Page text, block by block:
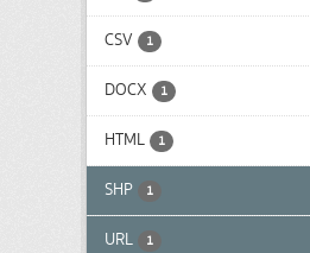
CSV 1
DOCX 1
HTML 1
SHP 1
URL 1